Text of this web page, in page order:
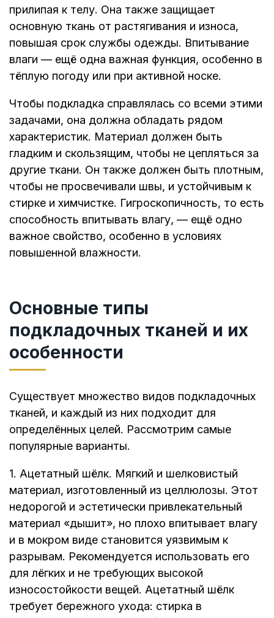
прилипая к телу. Она также защищает
основную ткань от растягивания и износа,
повышая срок службы одежды. Впитывание
влаги — ещё одна важная функция, особенно в
тёплую погоду или при активной носке.
Чтобы подкладка справлялась со всеми этими
задачами, она должна обладать рядом
характеристик. Материал должен быть
гладким и скользящим, чтобы не цепляться за
другие ткани. Он также должен быть плотным,
чтобы не просвечивали швы, и устойчивым к
стирке и химчистке. Гигроскопичность, то есть
способность впитывать влагу, — ещё одно
важное свойство, особенно в условиях
повышенной влажности.
Основные типы
подкладочных тканей и их
особенности
Существует множество видов подкладочных
тканей, и каждый из них подходит для
определённых целей. Рассмотрим самые
популярные варианты.
1. Ацетатный шёлк. Мягкий и шелковистый
материал, изготовленный из целлюлозы. Этот
недорогой и эстетически привлекательный
материал «дышит», но плохо впитывает влагу
и в мокром виде становится уязвимым к
разрывам. Рекомендуется использовать его
для лёгких и не требующих высокой
износостойкости вещей. Ацетатный шёлк
требует бережного ухода: стирка в